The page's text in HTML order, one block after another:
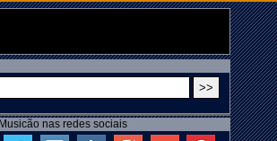
nas redes sociais